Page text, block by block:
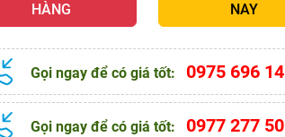
HÀNG
NAY
Gọi ngay để có giá tốt: 0975 696
Gọi ngay để có giá tốt: 0977 277